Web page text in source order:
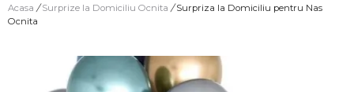
Acasa / Surprize la Domiciliu Ocnita / Surpriza la Domiciliu pentru Nas
Ocnita